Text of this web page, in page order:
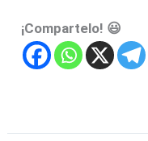
¡Compartelo! 😃